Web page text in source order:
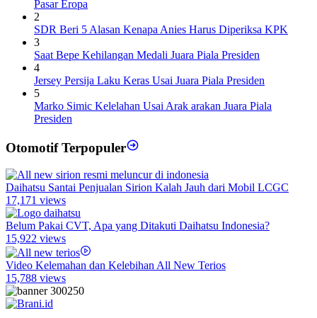
Pasar Eropa
2
SDR Beri 5 Alasan Kenapa Anies Harus Diperiksa KPK
3
Saat Bepe Kehilangan Medali Juara Piala Presiden
4
Jersey Persija Laku Keras Usai Juara Piala Presiden
5
Marko Simic Kelelahan Usai Arak arakan Juara Piala
Presiden
Otomotif Terpopuler
Daihatsu Santai Penjualan Sirion Kalah Jauh dari Mobil LCGC
17,171 views
Belum Pakai CVT, Apa yang Ditakuti Daihatsu Indonesia?
15,922 views
Video Kelemahan dan Kelebihan All New Terios
15,788 views